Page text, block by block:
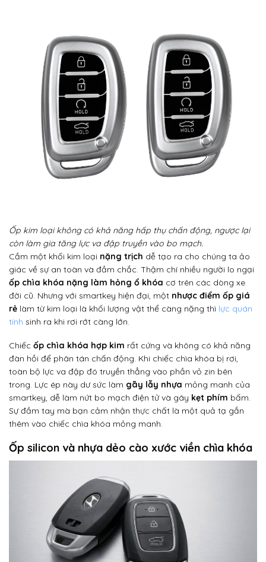
Ốp kim loại không có khả năng hấp thụ chấn động, ngược lại
còn làm gia tăng lực va đập truyền vào bo mạch.
Cầm một khối kim loại nặng trịch dễ tạo ra cho chúng ta ảo
giác về sự an toàn và đầm chắc. Thậm chí nhiều người lo ngại
ốp chìa khóa nặng làm hỏng ổ khóa cơ trên các dòng xe
đời cũ. Nhưng với smartkey hiện đại, một nhược điểm ốp giá
rẻ làm từ kim loại là khối lượng vật thể càng nặng thì lực quán
tính sinh ra khi rơi rớt càng lớn.
Chiếc ốp chìa khóa hợp kim rất cứng và không có khả năng
đàn hồi để phân tán chấn động. Khi chiếc chìa khóa bị rơi,
toàn bộ lực va đập đó truyền thẳng vào phần vỏ zin bên
trong. Lực ép này dư sức làm gãy lẫy nhựa mỏng manh của
smartkey, dễ làm nứt bo mạch điện tử và gây kẹt phím bấm.
Sự đầm tay mà bạn cảm nhận thực chất là một quả tạ gắn
thêm vào chiếc chìa khóa mỏng manh.
Ốp silicon và nhựa dẻo cào xước viền chìa khóa